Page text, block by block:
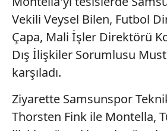
Vekili Veysel Bilen, Futbol
Çapa, Mali İşler Direktörü
Dış İlişkiler Sorumlusu
karşıladı.
Ziyarette Samsunspor
Thorsten Fink ile Montella,